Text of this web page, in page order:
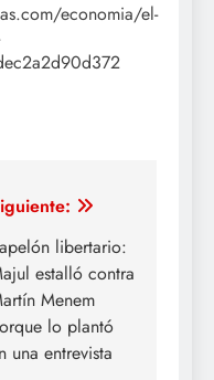
economia/el-
libertario:
estalló contra
Menem
lo plantó
una entrevista